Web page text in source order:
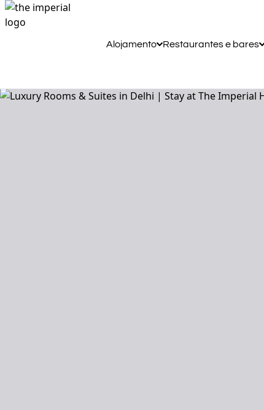
Alojamento Restaurantes e bares